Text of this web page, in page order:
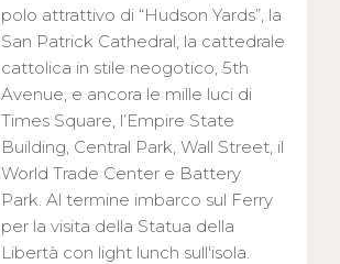
polo attrattivo di “Hudson Yards”, la
San Patrick Cathedral, la cattedrale
cattolica in stile neogotico, 5th
Avenue, e ancora le mille luci di
Times Square, l’Empire State
Building, Central Park, Wall Street, il
World Trade Center e Battery
Park. Al termine imbarco sul Ferry
per la visita della Statua della
Libertà con light lunch sull'isola.